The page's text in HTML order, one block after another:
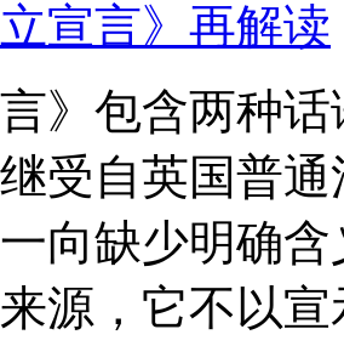
宣言》再解读
言》包含两种
受自英国普
向缺少明确
源，它不以